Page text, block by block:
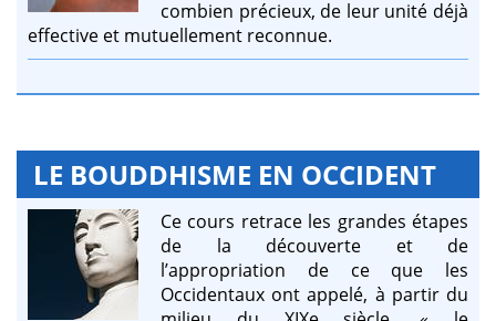
combien précieux, de leur unité déjà
effective et mutuellement reconnue.
LE BOUDDHISME EN OCCIDENT
Ce cours retrace les grandes étapes
de la découverte et de
l’appropriation de ce que les
Occidentaux ont appelé, à partir du